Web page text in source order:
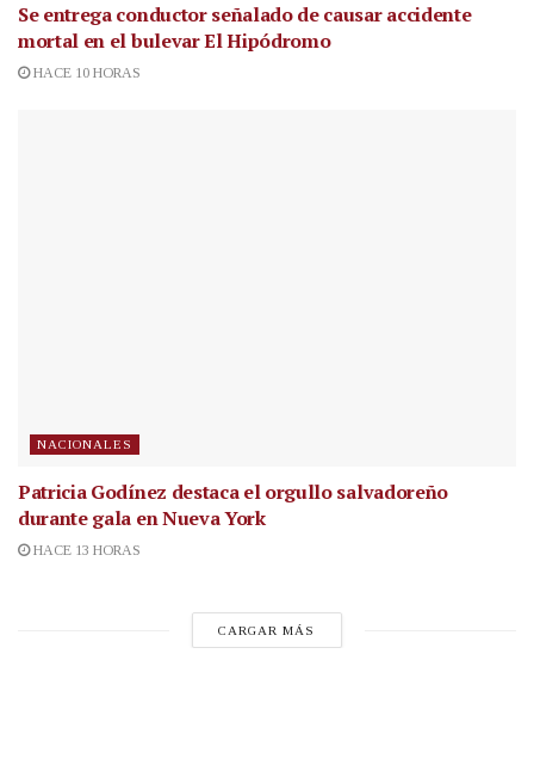
Se entrega conductor señalado de causar accidente
mortal en el bulevar El Hipódromo
HACE 10 HORAS
NACIONALES
Patricia Godínez destaca el orgullo salvadoreño
durante gala en Nueva York
HACE 13 HORAS
CARGAR MÁS